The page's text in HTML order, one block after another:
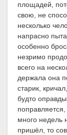
площадей,
свою, не
несколько
напрасно
особенно
незримо
всего на
держала она
старик,
будто
много недель
пришёл, то